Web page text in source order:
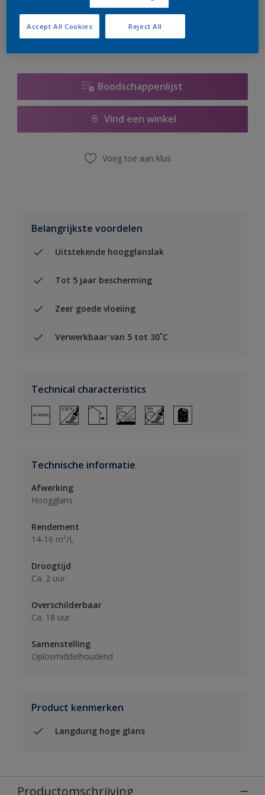
er hard aan om de voorraad aan te vullen.
Boodschappenlijst
Vind een winkel
Voeg toe aan klus
Belangrijkste voordelen
Uitstekende hoogglanslak
Tot 5 jaar bescherming
Zeer goede vloeiing
Verwerkbaar van 5 tot 30˚C
Technical characteristics
Technische informatie
Afwerking
Hoogglans
Rendement
14-16 m²/L
Droogtijd
Ca. 2 uur
Overschilderbaar
Ca. 18 uur
Samenstelling
Oplosmiddelhoudend
Product kenmerken
Langdurig hoge glans
Productomschrijving
Reject All
Accept All Cookies